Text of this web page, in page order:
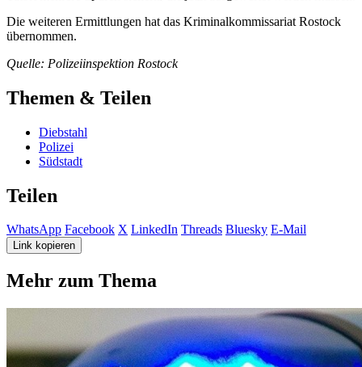
Die weiteren Ermittlungen hat das Kriminalkommissariat Rostock
übernommen.
Quelle: Polizeiinspektion Rostock
Themen & Teilen
Diebstahl
Polizei
Südstadt
Teilen
WhatsApp Facebook X LinkedIn Threads Bluesky E-Mail
Link kopieren
Mehr zum Thema